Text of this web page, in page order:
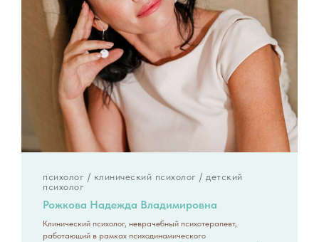
психолог / клинический психолог / детский
психолог
Рожкова Надежда Владимировна
Клинический психолог, неврачебный психотерапевт,
работающий в рамках психодинамического